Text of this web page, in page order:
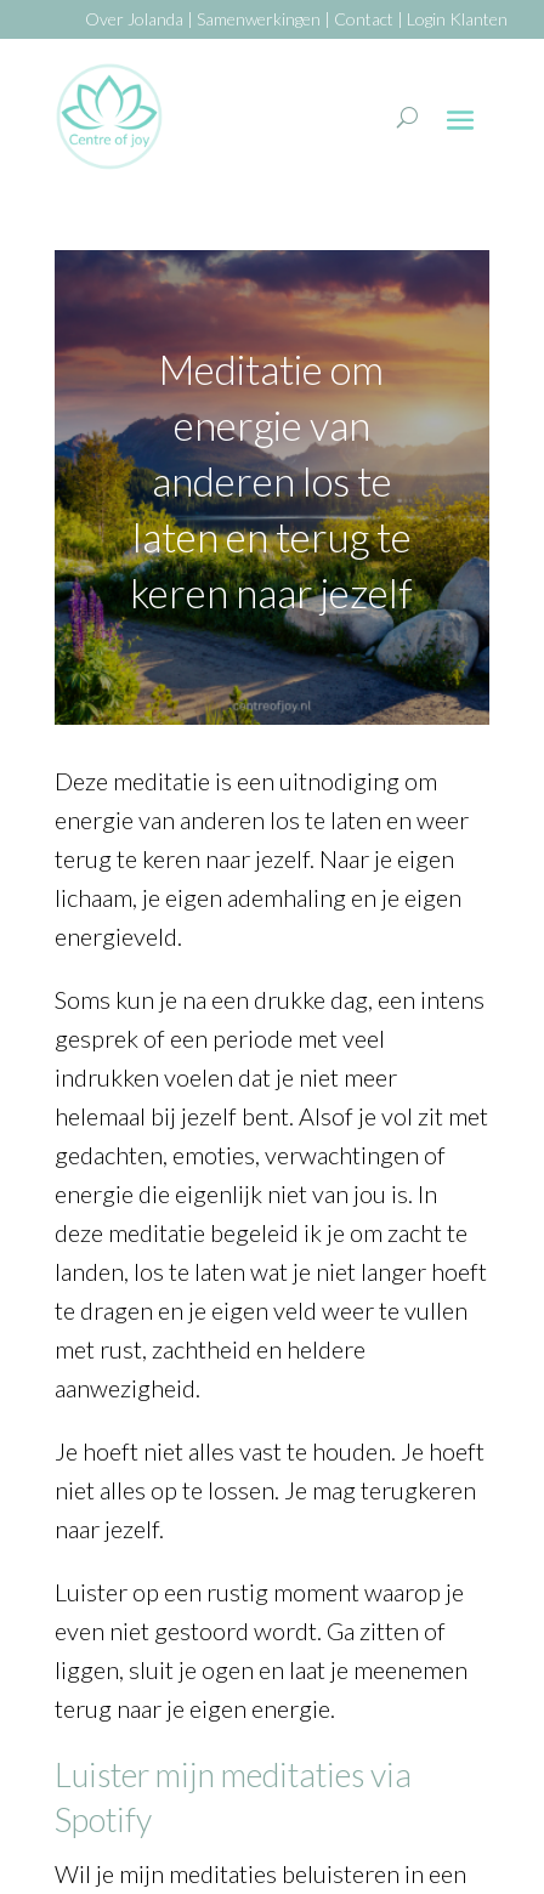
Over Jolanda | Samenwerkingen | Contact | Login Klanten
Meditatie om
energie van
anderen los te
laten en terug te
keren naar jezelf
Deze meditatie is een uitnodiging om
energie van anderen los te laten en weer
terug te keren naar jezelf. Naar je eigen
lichaam, je eigen ademhaling en je eigen
energieveld.
Soms kun je na een drukke dag, een intens
gesprek of een periode met veel
indrukken voelen dat je niet meer
helemaal bij jezelf bent. Alsof je vol zit met
gedachten, emoties, verwachtingen of
energie die eigenlijk niet van jou is. In
deze meditatie begeleid ik je om zacht te
landen, los te laten wat je niet langer hoeft
te dragen en je eigen veld weer te vullen
met rust, zachtheid en heldere
aanwezigheid.
Je hoeft niet alles vast te houden. Je hoeft
niet alles op te lossen. Je mag terugkeren
naar jezelf.
Luister op een rustig moment waarop je
even niet gestoord wordt. Ga zitten of
liggen, sluit je ogen en laat je meenemen
terug naar je eigen energie.
Luister mijn meditaties via
Spotify
Wil je mijn meditaties beluisteren in een